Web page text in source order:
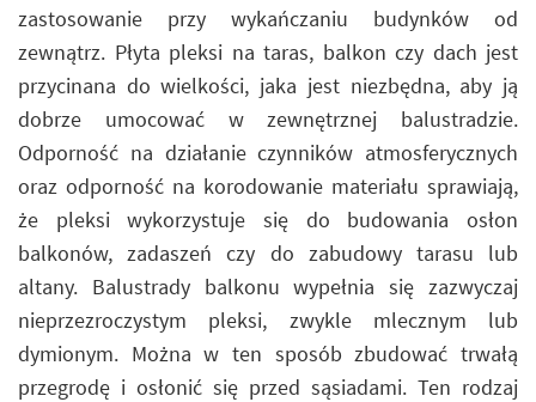
zastosowanie przy wykańczaniu budynków od
zewnątrz. Płyta pleksi na taras, balkon czy dach jest
przycinana do wielkości, jaka jest niezbędna, aby ją
dobrze umocować w zewnętrznej balustradzie.
Odporność na działanie czynników atmosferycznych
oraz odporność na korodowanie materiału sprawiają,
że pleksi wykorzystuje się do budowania osłon
balkonów, zadaszeń czy do zabudowy tarasu lub
altany. Balustrady balkonu wypełnia się zazwyczaj
nieprzezroczystym pleksi, zwykle mlecznym lub
dymionym. Można w ten sposób zbudować trwałą
przegrodę i osłonić się przed sąsiadami. Ten rodzaj